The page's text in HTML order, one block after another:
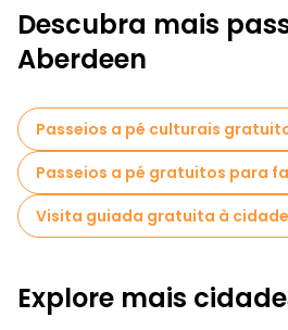
Descubra mais
Aberdeen
Passeios a pé culturais
Passeios a pé gratuitos para
Visita guiada gratuita à
Explore mais